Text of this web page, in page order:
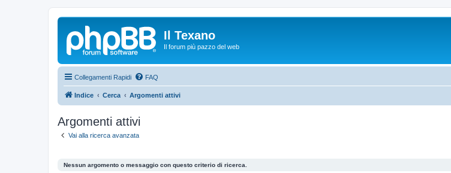
Il Texano
Il forum più pazzo del web
Collegamenti Rapidi FAQ
Indice Cerca Argomenti attivi
Argomenti attivi
Vai alla ricerca avanzata
Nessun argomento o messaggio con questo criterio di ricerca.